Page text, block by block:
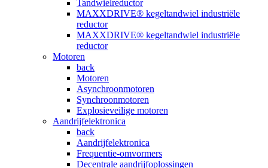
Tandwielreductor
MAXXDRIVE® kegeltandwiel industriële
reductor
MAXXDRIVE® kegeltandwiel industriële
reductor
Motoren
back
Motoren
Asynchroonmotoren
Synchroonmotoren
Explosieveilige motoren
Aandrijfelektronica
back
Aandrijfelektronica
Frequentie-omvormers
Decentrale aandrijfoplossingen